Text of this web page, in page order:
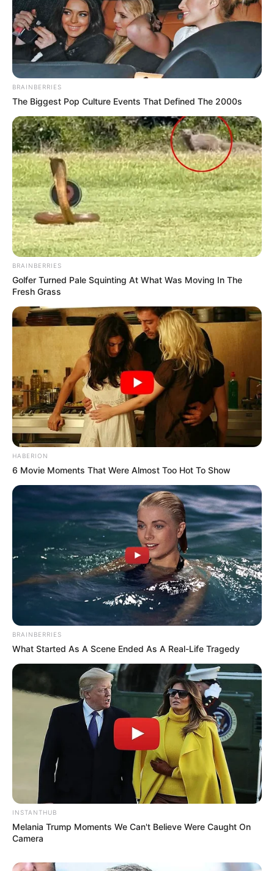
BRAINBERRIES
The Biggest Pop Culture Events That Defined The 2000s
BRAINBERRIES
Golfer Turned Pale Squinting At What Was Moving In The
Fresh Grass
HABERION
6 Movie Moments That Were Almost Too Hot To Show
BRAINBERRIES
What Started As A Scene Ended As A Real-Life Tragedy
INSTANTHUB
Melania Trump Moments We Can't Believe Were Caught On
Camera